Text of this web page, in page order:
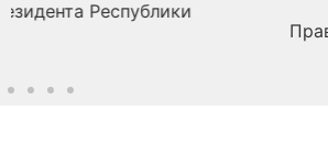
Правительство Республики